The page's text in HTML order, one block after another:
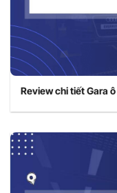
Review chi tiết Gara